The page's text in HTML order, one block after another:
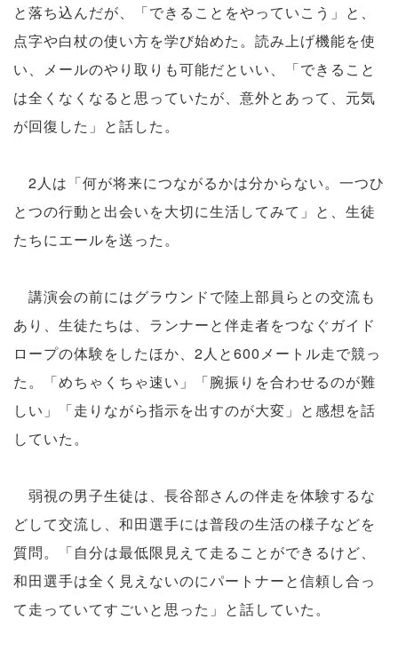
と落ち込んだが、「できることをやっていこう」と、
点字や白杖の使い方を学び始めた。読み上げ機能を使
い、メールのやり取りも可能だといい、「できること
は全くなくなると思っていたが、意外とあって、元気
が回復した」と話した。
2人は「何が将来につながるかは分からない。一つひ
とつの行動と出会いを大切に生活してみて」と、生徒
たちにエールを送った。
講演会の前にはグラウンドで陸上部員らとの交流も
あり、生徒たちは、ランナーと伴走者をつなぐガイド
ロープの体験をしたほか、2人と600メートル走で競っ
た。「めちゃくちゃ速い」「腕振りを合わせるのが難
しい」「走りながら指示を出すのが大変」と感想を話
していた。
弱視の男子生徒は、長谷部さんの伴走を体験するな
どして交流し、和田選手には普段の生活の様子などを
質問。「自分は最低限見えて走ることができるけど、
和田選手は全く見えないのにパートナーと信頼し合っ
て走っていてすごいと思った」と話していた。